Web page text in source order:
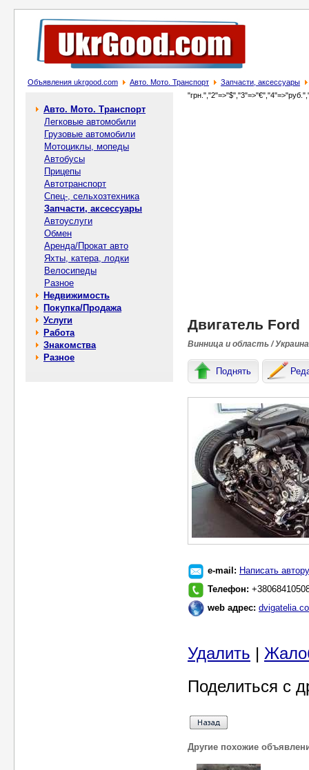
Объявления ukrgood.com Авто. Мото. Транспорт Запчасти, аксессуары
Авто. Мото. Транспорт
Легковые автомобили
Грузовые автомобили
Мотоциклы, мопеды
Автобусы
Прицепы
Автотранспорт
Спец-, cельхозтехника
Запчасти, аксессуары
Автоуслуги
Обмен
Аренда/Прокат авто
Яхты, катера, лодки
Велосипеды
Разное
Недвижимость
Покупка/Продажа
Услуги
Работа
Знакомства
Разное
Двигатель Ford
Винница и область / Украина
Поднять
e-mail: Написать автору
Телефон:
web адрес:
Удалить |
Поделиться с
Другие похожие